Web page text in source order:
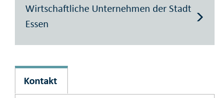
Wirtschaftliche Unternehmen der Stadt
Essen
Kontakt